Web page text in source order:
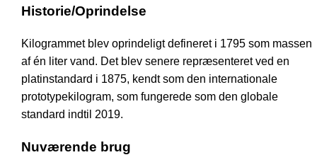
Historie/Oprindelse
Kilogrammet blev oprindeligt defineret i 1795 som massen
af én liter vand. Det blev senere repræsenteret ved en
platinstandard i 1875, kendt som den internationale
prototypekilogram, som fungerede som den globale
standard indtil 2019.
Nuværende brug